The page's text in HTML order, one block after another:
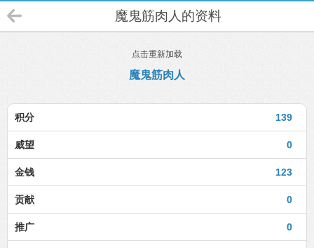
魔鬼筋肉人的资料
点击重新加载
魔鬼筋肉人
139
积分
0
威望
123
金钱
0
贡献
0
推广